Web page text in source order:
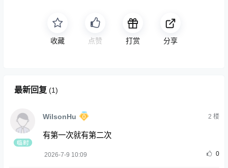
收藏 免费 打赏 分享
最新回复 (1)
WilsonHu 2 楼
有第一次就有第二次
2026-7-9 10:09 0